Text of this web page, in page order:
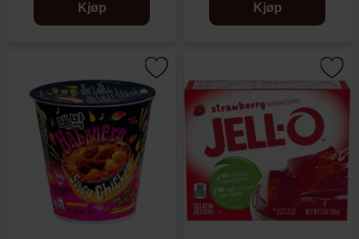
Kjøp Kjøp